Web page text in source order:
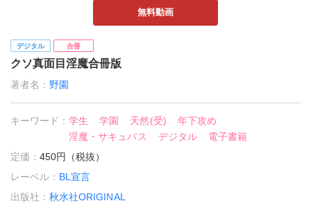
無料動画
デジタル 合冊
クソ真面目淫魔合冊版
著者名： 野園
キーワード：学生 学園 天然(受)
年下攻め
淫魔・サキュバス
デジタル
電子書籍
定価：450円（税抜）
レーベル： BL宣言
出版社：秋水社ORIGINAL